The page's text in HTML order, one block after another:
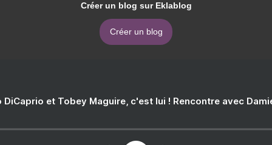
Créer un blog sur Eklablog
Créer un blog
DiCaprio et Tobey Maguire, c'est lui ! Rencontre avec